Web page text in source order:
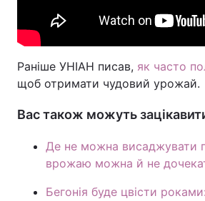
Раніше УНІАН писав, як часто
щоб отримати чудовий урожай.
Вас також можуть
Де не можна висаджувати
врожаю можна й не
Бегонія буде цвісти